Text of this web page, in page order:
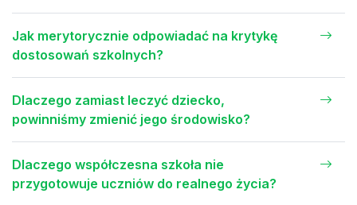
Jak merytorycznie odpowiadać na krytykę
dostosowań szkolnych?
Dlaczego zamiast leczyć dziecko,
powinniśmy zmienić jego środowisko?
Dlaczego współczesna szkoła nie
przygotowuje uczniów do realnego życia?